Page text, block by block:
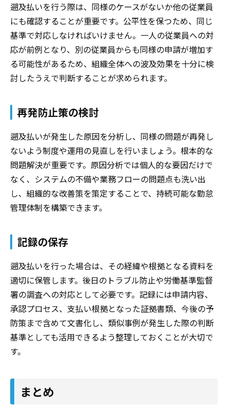
遡及払いを行う際は、同様のケースがないか他の従業員
にも確認することが重要です。公平性を保つため、同じ
基準で対応しなければいけません。一人の従業員への対
応が前例となり、別の従業員からも同様の申請が増加す
る可能性があるため、組織全体への波及効果を十分に検
討したうえで判断することが求められます。
再発防止策の検討
遡及払いが発生した原因を分析し、同様の問題が再発し
ないよう制度や運用の見直しを行いましょう。根本的な
問題解決が重要です。原因分析では個人的な要因だけで
なく、システムの不備や業務フローの問題点も洗い出
し、組織的な改善策を策定することで、持続可能な勤怠
管理体制を構築できます。
記録の保存
遡及払いを行った場合は、その経緯や根拠となる資料を
適切に保管します。後日のトラブル防止や労働基準監督
署の調査への対応として必要です。記録には申請内容、
承認プロセス、支払い根拠となった証拠書類、今後の予
防策まで含めて文書化し、類似事例が発生した際の判断
基準としても活用できるよう整理しておくことが大切で
す。
まとめ